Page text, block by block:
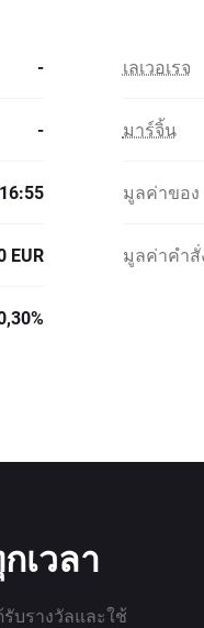
- เลเวอเรจ
- มาร์จิ้น
มูลค่าของ
EUR มูลค่าคำ
เวลา
บรางวัลและใช้